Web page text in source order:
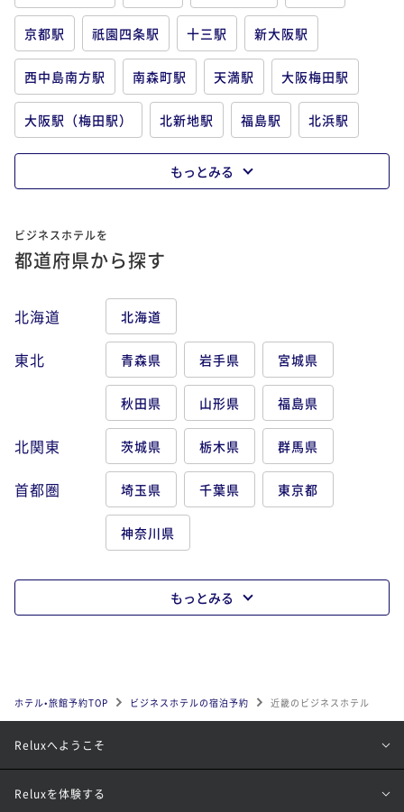
京都駅 祇園四条駅 十三駅 新大阪駅
西中島南方駅 南森町駅 天満駅 大阪梅田駅
大阪駅（梅田駅） 北新地駅 福島駅 北浜駅
堺筋本町駅
桜ノ宮駅 京橋駅
新今宮駅
新神戸駅 神戸三宮駅 三ノ宮駅
元町駅 神戸駅 姫路駅 近鉄奈良駅
和歌山駅
もっとみる
ビジネスホテルを
都道府県から探す
北海道 北海道
東北 青森県 岩手県 宮城県
秋田県 山形県 福島県
北関東 茨城県 栃木県 群馬県
首都圏 埼玉県 千葉県 東京都
神奈川県
もっとみる
ホテル•旅館予約TOP ビジネスホテルの宿泊予約 近畿のビジネスホテル
Reluxへようこそ
Reluxを体験する